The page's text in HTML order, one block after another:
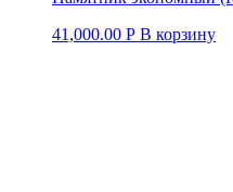
41,000.00 Р В корзину